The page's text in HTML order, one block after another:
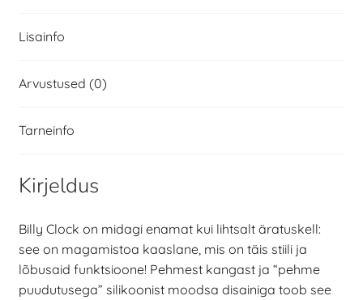
Lisainfo
Arvustused (0)
Tarneinfo
Kirjeldus
Billy Clock on midagi enamat kui lihtsalt äratuskell:
see on magamistoa kaaslane, mis on täis stiili ja
lõbusaid funktsioone! Pehmest kangast ja “pehme
puudutusega” silikoonist moodsa disainiga toob see